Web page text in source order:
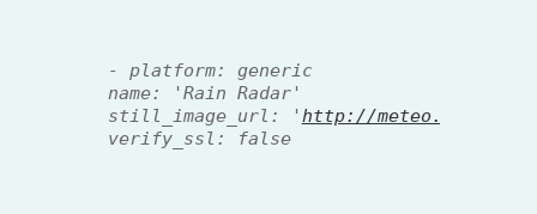
- platform: generic
name: 'Rain Radar'
still_image_url: ' http://
verify_ssl: false